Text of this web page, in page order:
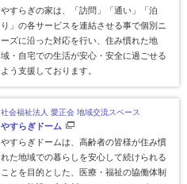
やすらぎの家は、「訪問」「通い」「泊
り」の各サービスを連結させる事で個別ニ
ーズに沿った対応を行い、住み慣れた地
域・自宅での生活が安心・安全に過ごせる
よう支援しております。
社会福祉法人 愛正会 地域交流スペース
やすらぎドーム
やすらぎドームは、高齢者の皆様が住み慣
れた地域での暮らしを安心して続けられる
ことを目的とした、医療・福祉の協働体制